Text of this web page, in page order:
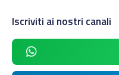
Iscriviti ai nostri canali